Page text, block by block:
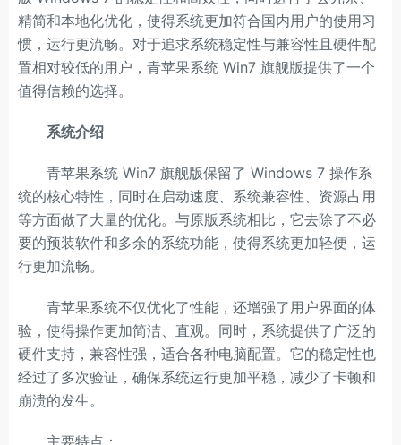
精简和本地化优化，使得系统更加符合国内用户的使用习
惯，运行更流畅。对于追求系统稳定性与兼容性且硬件配
置相对较低的用户，青苹果系统 Win7 旗舰版提供了一个
值得信赖的选择。
系统介绍
青苹果系统 Win7 旗舰版保留了 Windows 7 操作系
统的核心特性，同时在启动速度、系统兼容性、资源占用
等方面做了大量的优化。与原版系统相比，它去除了不必
要的预装软件和多余的系统功能，使得系统更加轻便，运
行更加流畅。
青苹果系统不仅优化了性能，还增强了用户界面的体
验，使得操作更加简洁、直观。同时，系统提供了广泛的
硬件支持，兼容性强，适合各种电脑配置。它的稳定性也
经过了多次验证，确保系统运行更加平稳，减少了卡顿和
崩溃的发生。
主要特点：